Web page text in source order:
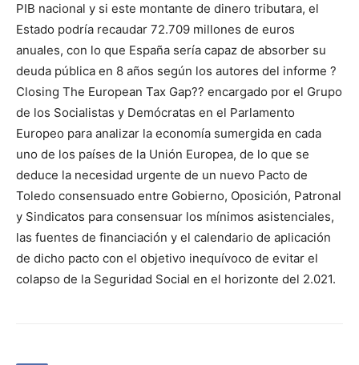
PIB nacional y si este montante de dinero tributara, el
Estado podría recaudar 72.709 millones de euros
anuales, con lo que España sería capaz de absorber su
deuda pública en 8 años según los autores del informe ?
Closing The European Tax Gap?? encargado por el Grupo
de los Socialistas y Demócratas en el Parlamento
Europeo para analizar la economía sumergida en cada
uno de los países de la Unión Europea, de lo que se
deduce la necesidad urgente de un nuevo Pacto de
Toledo consensuado entre Gobierno, Oposición, Patronal
y Sindicatos para consensuar los mínimos asistenciales,
las fuentes de financiación y el calendario de aplicación
de dicho pacto con el objetivo inequívoco de evitar el
colapso de la Seguridad Social en el horizonte del 2.021.